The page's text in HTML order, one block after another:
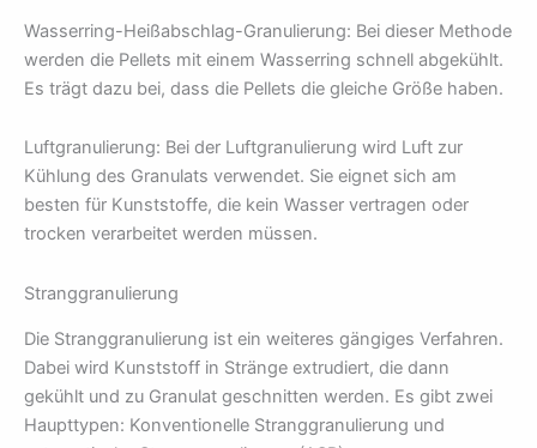
Wasserring-Heißabschlag-Granulierung: Bei dieser Methode
werden die Pellets mit einem Wasserring schnell abgekühlt.
Es trägt dazu bei, dass die Pellets die gleiche Größe haben.
Luftgranulierung: Bei der Luftgranulierung wird Luft zur
Kühlung des Granulats verwendet. Sie eignet sich am
besten für Kunststoffe, die kein Wasser vertragen oder
trocken verarbeitet werden müssen.
Stranggranulierung
Die Stranggranulierung ist ein weiteres gängiges Verfahren.
Dabei wird Kunststoff in Stränge extrudiert, die dann
gekühlt und zu Granulat geschnitten werden. Es gibt zwei
Haupttypen: Konventionelle Stranggranulierung und